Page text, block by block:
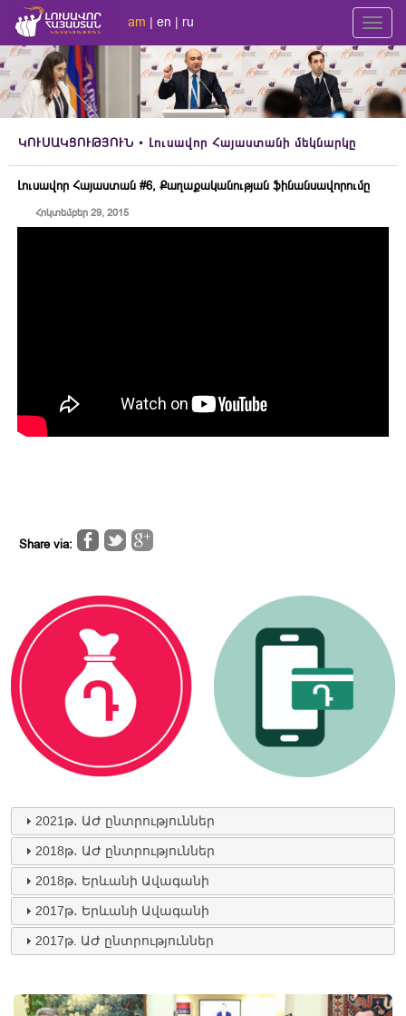
am | en | ru
ԿՈՒՍԱԿՑՈՒԹՅՈՒՆ • Լուսավոր Հայաստանի մեկնարկը
Լուսավոր Հայաստան #6, Քաղաքականության ֆինանսավորումը
Հոկտեմբեր 29, 2015
Share via:
2021թ․ ԱԺ ընտրություններ
2018թ․ ԱԺ ընտրություններ
2018թ․ Երևանի Ավագանի
2017թ․ Երևանի Ավագանի
2017թ. ԱԺ ընտրություններ